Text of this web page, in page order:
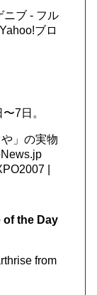
ニブ - フル
ブロ
7日。
」の実物
|
of the Day
from